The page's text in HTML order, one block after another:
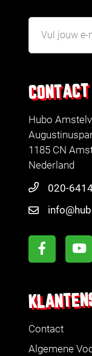
CONTACT
Hubo
1185 CN
Nederland
020-
Contact
Algemene